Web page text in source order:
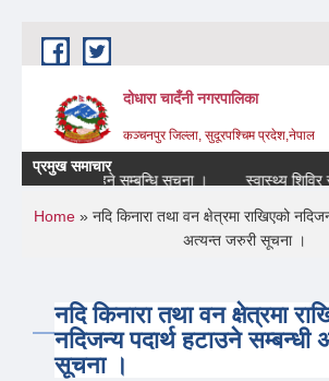
Skip to main content
दोधारा चादँनी नगरपालिका
कञ्चनपुर जिल्ला, सुदूरपश्चिम प्रदेश,नेपाल
प्रमुख समाचार
बन्द रहने सम्बन्धि सूचना ।
स्वास्थ्य शिविर
You are here
Home » नदि किनारा तथा वन क्षेत्रमा राखिएको
अत्यन्त जरुरी सूचना ।
नदि किनारा तथा वन क्षेत्रमा
नदिजन्य पदार्थ हटाउने सम्बन्धी
सूचना ।